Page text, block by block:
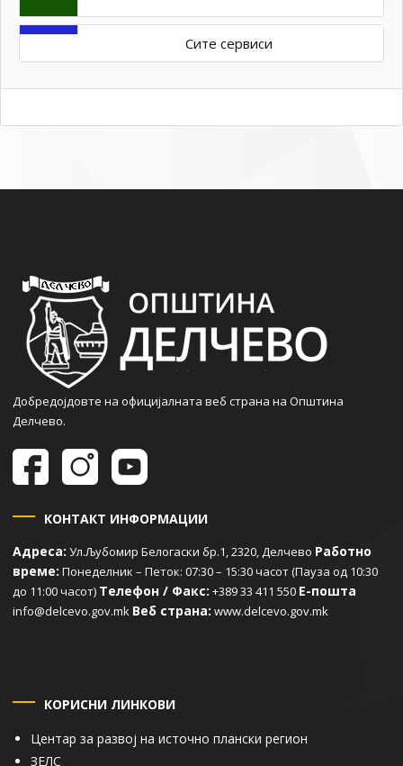
Сите сервиси
Добредојдовте на официјалната веб страна на Општина
Делчево.
КОНТАКТ ИНФОРМАЦИИ
Адреса: Ул.Љубомир Белогаски бр.1, 2320, Делчево Работно
време: Понеделник – Петок: 07:30 – 15:30 часот (Пауза од 10:30
до 11:00 часот) Телефон / Факс: +389 33 411 550 Е-пошта
info@delcevo.gov.mk Веб страна: www.delcevo.gov.mk
КОРИСНИ ЛИНКОВИ
Центар за развој на источно плански регион
ЗЕЛС